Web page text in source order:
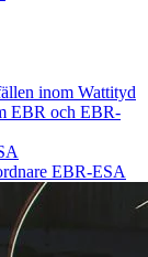
inom Wattityd
EBR och EBR-
EBR-ESA